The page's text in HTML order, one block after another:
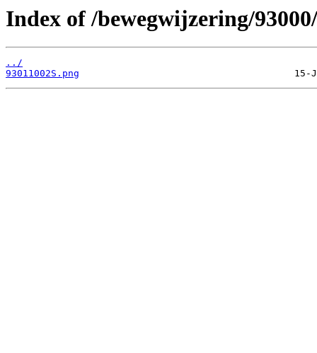
Index of /bewegwijzering/
../
93011002S.png